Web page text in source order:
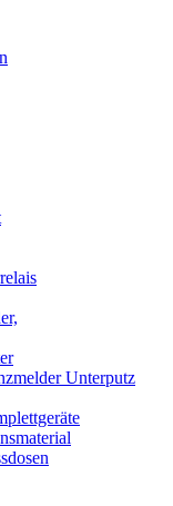
Unterputz